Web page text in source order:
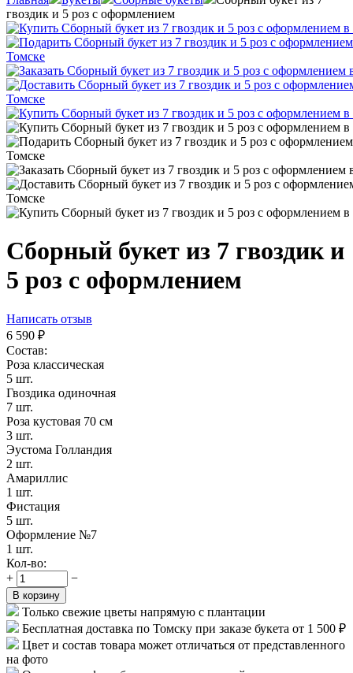
гвоздик и 5 роз с оформлением
Сборный букет из 7 гвоздик и
5 роз с оформлением
Написать отзыв
6 590 ₽
Состав:
Роза классическая
5 шт.
Гвоздика одиночная
7 шт.
Роза кустовая 70 см
3 шт.
Эустома Голландия
2 шт.
Амариллис
1 шт.
Фистация
5 шт.
Оформление №7
1 шт.
Кол-во:
+
−
В корзину
Только свежие цветы напрямую с плантации
Бесплатная доставка по Томску при заказе букета от 1 500 ₽
Цвет и состав товара может отличаться от представленного
на фото